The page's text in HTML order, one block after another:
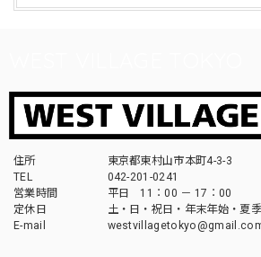
住所
東京都東村山市本町4-3-3
TEL
042-201-0241
営業時間
平日 11：00 － 17：00
定休日
土・日・祝日・年末年始・夏
E-mail